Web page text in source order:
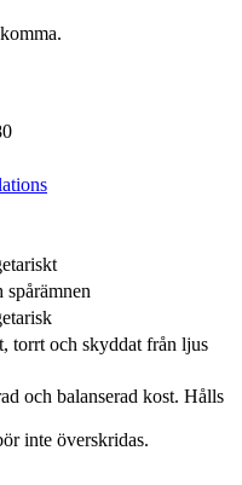
torrt och skyddat från ljus
och balanserad kost. Hålls
inte överskridas.